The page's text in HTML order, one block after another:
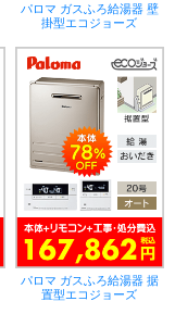
パロマ ガスふろ給湯器 壁
掛型エコジョーズ
パロマ ガスふろ給湯器 据
置型エコジョーズ